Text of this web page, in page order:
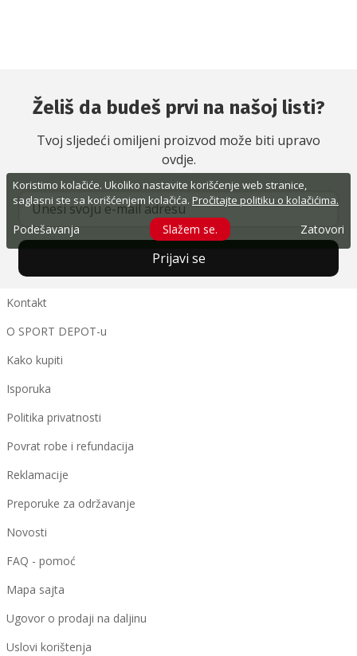
Koristimo kolačiće. Ukoliko nastavite korišćenje web stranice,
saglasni ste sa korišćenjem kolačića. Pročitajte politiku o kolačićima.
Podešavanja Slažem se. Zatovori
Želiš da budeš prvi na našoj listi?
Tvoj sljedeći omiljeni proizvod može biti upravo
ovdje.
Prijavi se
Kontakt
O SPORT DEPOT-u
Kako kupiti
Isporuka
Politika privatnosti
Povrat robe i refundacija
Reklamacije
Preporuke za održavanje
Novosti
FAQ - pomoć
Mapa sajta
Ugovor o prodaji na daljinu
Uslovi korištenja